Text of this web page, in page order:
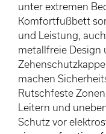
unter extremen
Komfortfußbett
und Leistung,
metallfreie Design
machen
Rutschfeste
Leitern und
Schutz vor